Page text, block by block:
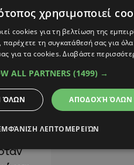
χρησιμοποιεί
cookies για τη βελτίωση της
παρέχετε τη συγκατάθεσή σας για
για τα cookies.Διαβάστε
ALL PARTNERS (1499) →
ΑΠΟΔΟΧΉ ΌΛΩΝ
ΌΛΩΝ
ΛΕΠΤΟΜΕΡΕΙΏΝ